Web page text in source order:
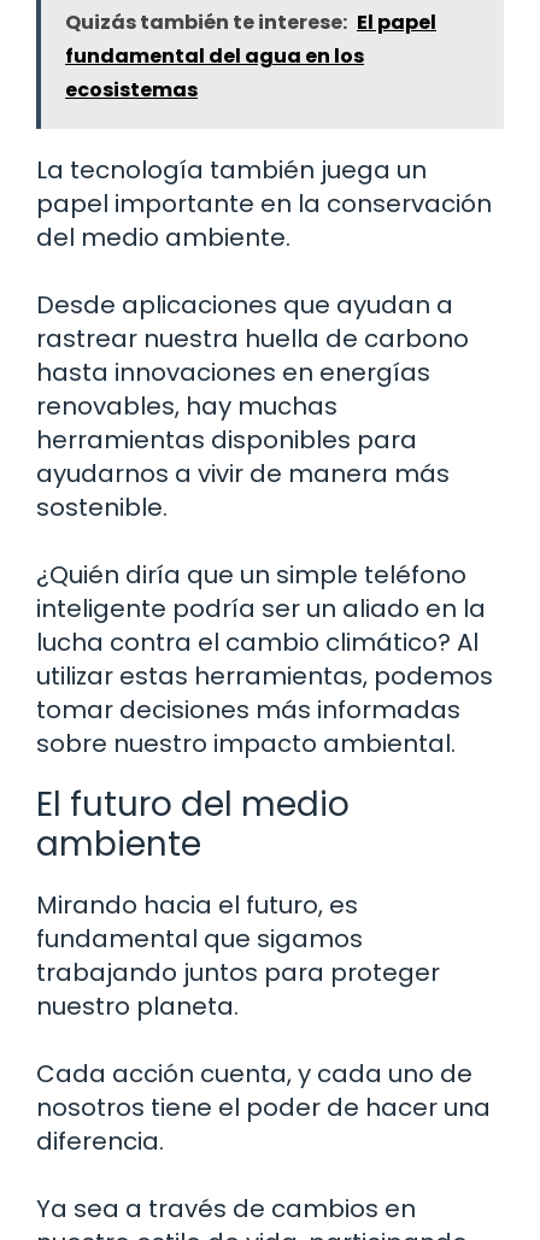
Quizás también te interese: El papel
fundamental del agua en los
ecosistemas
La tecnología también juega un
papel importante en la conservación
del medio ambiente.
Desde aplicaciones que ayudan a
rastrear nuestra huella de carbono
hasta innovaciones en energías
renovables, hay muchas
herramientas disponibles para
ayudarnos a vivir de manera más
sostenible.
¿Quién diría que un simple teléfono
inteligente podría ser un aliado en la
lucha contra el cambio climático? Al
utilizar estas herramientas, podemos
tomar decisiones más informadas
sobre nuestro impacto ambiental.
El futuro del medio
ambiente
Mirando hacia el futuro, es
fundamental que sigamos
trabajando juntos para proteger
nuestro planeta.
Cada acción cuenta, y cada uno de
nosotros tiene el poder de hacer una
diferencia.
Ya sea a través de cambios en